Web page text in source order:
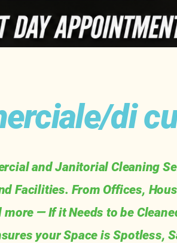
di
and Janitorial Cleaning
Facilities. From Offices,
— If it Needs to be
your Space is Spotless,